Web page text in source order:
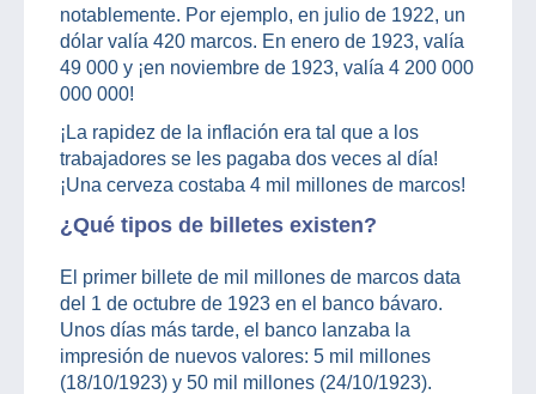
notablemente. Por ejemplo, en julio de 1922, un
dólar valía 420 marcos. En enero de 1923, valía
49 000 y ¡en noviembre de 1923, valía 4 200 000
000 000!
¡La rapidez de la inflación era tal que a los
trabajadores se les pagaba dos veces al día!
¡Una cerveza costaba 4 mil millones de marcos!
¿Qué tipos de billetes existen?
El primer billete de mil millones de marcos data
del 1 de octubre de 1923 en el banco bávaro.
Unos días más tarde, el banco lanzaba la
impresión de nuevos valores: 5 mil millones
(18/10/1923) y 50 mil millones (24/10/1923).